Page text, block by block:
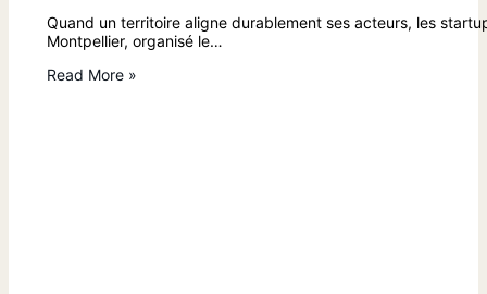
Quand un territoire aligne durablement ses acteurs, les
Montpellier, organisé le…
Read More »